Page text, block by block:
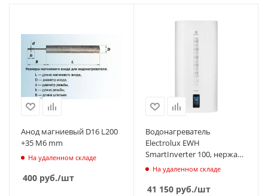
Анод магниевый D16 L200
+35 М6 mm
На удаленном складе
400 руб./шт
Водонагреватель
Electrolux EWH
SmartInverter 100, нержав.
сталь
На удаленном складе
41 150 руб./шт